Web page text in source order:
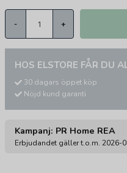
- +
HOS ELSTORE FÅR DU
30 dagars öppet köp
Nöjd kund garanti
Kampanj: PR Home REA
Erbjudandet gäller t.o.m. 2026-